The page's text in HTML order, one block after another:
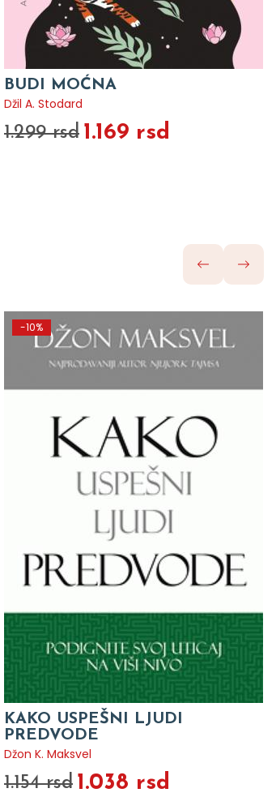
BUDI MOĆNA
Džil A. Stodard
1.299 rsd 1.169 rsd
-10%
KAKO USPEŠNI LJUDI
PREDVODE
Džon K. Maksvel
1.154 rsd 1.038 rsd